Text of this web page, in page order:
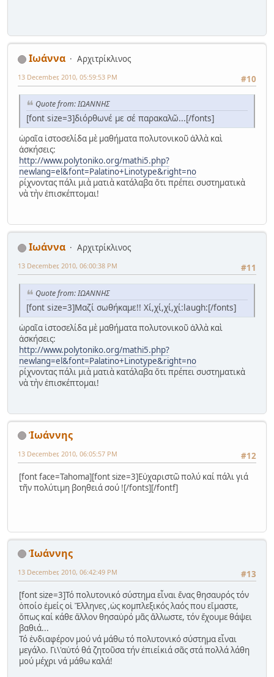
Ιωάννα
Αρχιτρίκλινος
#10
13 December, 2010, 05:59:53 PM
Quote from: ΙΩΑΝΝΗΣ
[font size=3]διόρθωνέ με σέ παρακαλῶ...[/fonts]
ὡραῖα ἰστοσελίδα μὲ μαθήματα πολυτονικοῦ ἀλλὰ καὶ
ἀσκήσεις:
http://www.polytoniko.org/mathi5.php?
newlang=el&font=Palatino+Linotype&right=no
ρίχνοντας πάλι μιὰ ματιὰ κατάλαβα ὅτι πρέπει συστηματικὰ
νὰ τὴν ἐπισκέπτομαι!
Ιωάννα
Αρχιτρίκλινος
#11
13 December, 2010, 06:00:38 PM
Quote from: ΙΩΑΝΝΗΣ
[font size=3]Μαζί σωθήκαμε!! Χί,χί,χί,χί:laugh:[/fonts]
ὡραῖα ἰστοσελίδα μὲ μαθήματα πολυτονικοῦ ἀλλὰ καὶ
ἀσκήσεις:
http://www.polytoniko.org/mathi5.php?
newlang=el&font=Palatino+Linotype&right=no
ρίχνοντας πάλι μιὰ ματιὰ κατάλαβα ὅτι πρέπει συστηματικὰ
νὰ τὴν ἐπισκέπτομαι!
Ἰωάννης
#12
13 December, 2010, 06:05:57 PM
[font face=Tahoma][font size=3]Εὐχαριστῶ πολύ καί πάλι γιά
τῆν πολύτιμη βοηθειά σού ![/fonts][/fontf]
Ἰωάννης
#13
13 December, 2010, 06:42:49 PM
[font size=3]Τό πολυτονικό σύστημα εἶναι ἔνας θησαυρός τόν
ὁποίο ἐμείς οἱ Ἔλληνες ,ὡς κομπλεξικός λαός που εἴμαστε,
ὅπως καί κάθε ἄλλον θησαὐρό μᾶς ἄλλωστε, τόν ἔχουμε θάψει
βαθιά...
Τό ἑνδιαφέρον μού νά μάθω τό πολυτονικό σύστημα εἶναι
μεγάλο. Γι\'αὐτό θά ζητοῦσα τήν ἐπιείκιά σᾶς στά πολλά λάθη
μού μέχρι νά μάθω καλά!